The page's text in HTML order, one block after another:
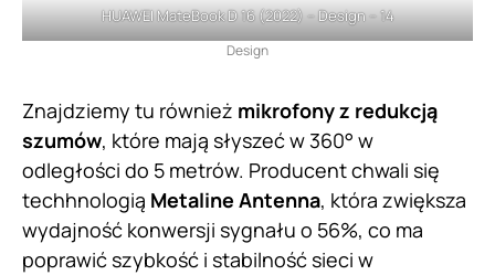
HUAWEI MateBook D 16 (2022) – Design – 14
Design
Znajdziemy tu również mikrofony z redukcją
szumów, które mają słyszeć w 360° w
odległości do 5 metrów. Producent chwali się
techhnologią Metaline Antenna, która zwiększa
wydajność konwersji sygnału o 56%, co ma
poprawić szybkość i stabilność sieci w